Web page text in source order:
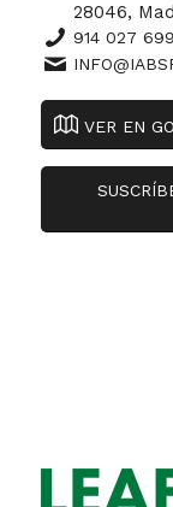
28046,
914 027 699
VER EN